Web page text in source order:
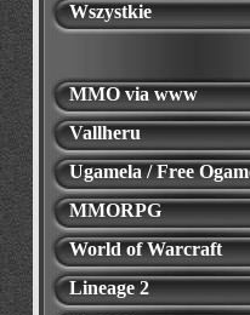
Wszystkie
MMO via www
Vallheru
Ugamela / Free
MMORPG
World of Warcraft
Lineage 2